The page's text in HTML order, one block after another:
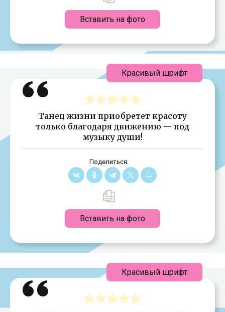
Вставить на фото
Танец жизни приобретет красоту
только благодаря движению — под
музыку души!
Поделиться:
Вставить на фото
Красивый шрифт
Красивый шрифт